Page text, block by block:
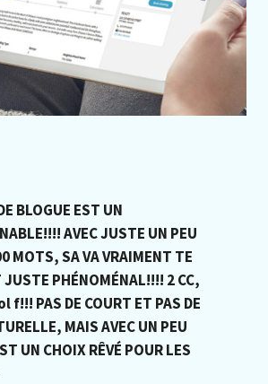
BLOGUE EST UN
AVEC JUSTE UN PEU
MOTS, SA VA VRAIMENT TE
JUSTE PHÉNOMÉNAL!!!! 2 CC,
f!!! PAS DE COURT ET PAS DE
MAIS AVEC UN PEU
UN CHOIX RÊVÉ POUR LES